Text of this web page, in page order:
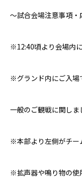
〜試合会場注意事項
※12:40頃より会場内
※グランド内にご入場
一般のご観戦に関しま
※本部より左側がチー
※拡声器や鳴り物の使